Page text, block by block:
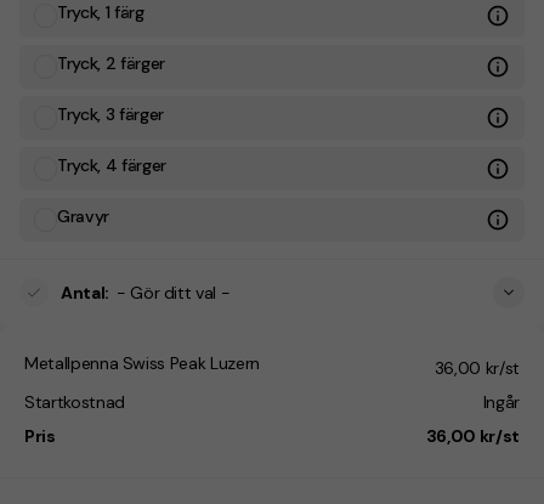
Tryck, 1 färg
Tryck, 2 färger
Tryck, 3 färger
Tryck, 4 färger
Gravyr
Antal: - Gör ditt val -
Metallpenna Swiss Peak Luzern
36,00 kr/st
Startkostnad
Ingår
Pris
36,00 kr/st